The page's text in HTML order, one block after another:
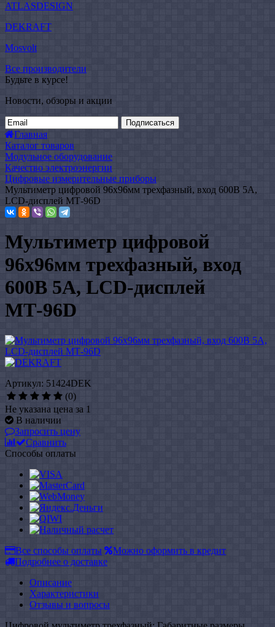
ATLASDESIGN
DEKRAFT
Mosvolt
Все производители
Будьте в курсе!
Новости, обзоры и акции
Подписаться
Главная
Каталог товаров
Модульное оборудование
Качество электроэнергии
Цифровые измерительные приборы
Мультиметр цифровой 96х96мм трехфазный, вход 600В 5А,
LCD-дисплей МТ-96D
Мультиметр цифровой
96х96мм трехфазный, вход
600В 5А, LCD-дисплей
МТ-96D
Артикул: 51424DEK
(0)
Не указана цена за 1
В наличии
Запросить цену
Сравнить
Способы оплаты
Все способы оплаты
Можно оформить в кредит
Подробнее о доставке
Описание
Характеристики
Отзывы и вопросы